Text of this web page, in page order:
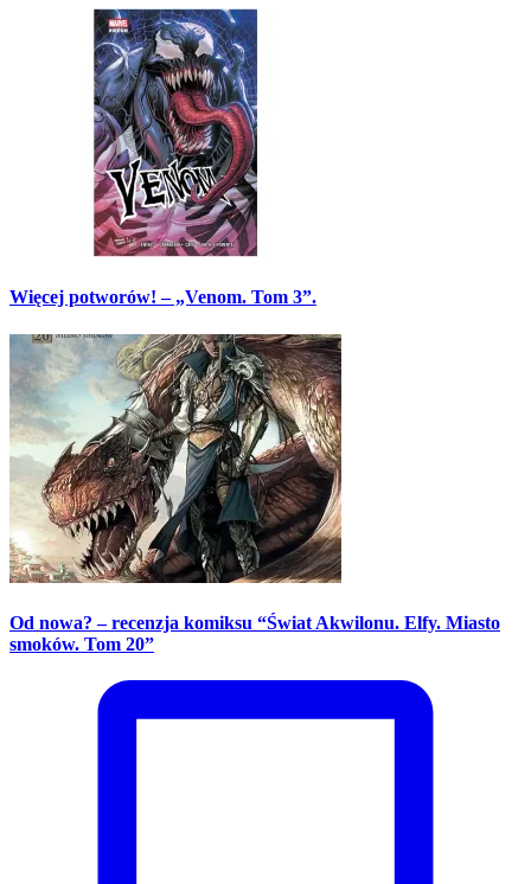
Więcej potworów! – „Venom. Tom 3”.
Od nowa? – recenzja komiksu “Świat Akwilonu. Elfy. Miasto
smoków. Tom 20”